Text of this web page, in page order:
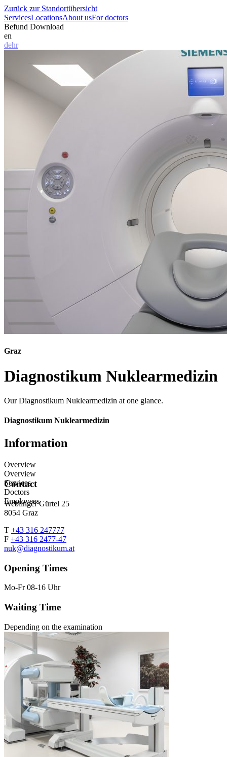
Zurück zur Standortübersicht
ServicesLocationsAbout usFor doctors
Befund Download
en
dehr
Graz
Diagnostikum Nuklearmedizin
Our Diagnostikum Nuklearmedizin at one glance.
Diagnostikum Nuklearmedizin
Information
Overview
Overview
Services
Doctors
Employees
Contact
Weblinger Gürtel 25
8054 Graz
T +43 316 247777
F +43 316 2477-47
nuk@diagnostikum.at
Opening Times
Mo-Fr 08-16 Uhr
Waiting Time
Depending on the examination